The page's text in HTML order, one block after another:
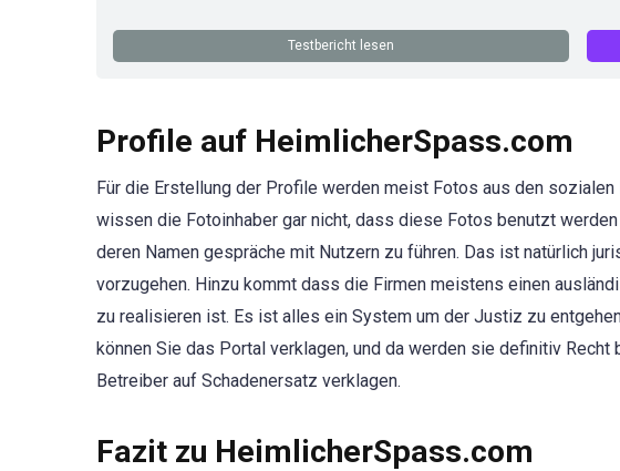
Testbericht lesen
Profile auf HeimlicherSpass.com
Für die Erstellung der Profile werden meist Fotos aus den
wissen die Fotoinhaber gar nicht, dass diese Fotos benutzt
deren Namen gespräche mit Nutzern zu führen. Das ist natürlich
vorzugehen. Hinzu kommt dass die Firmen meistens einen
zu realisieren ist. Es ist alles ein System um der Justiz zu
können Sie das Portal verklagen, und da werden sie definitiv
Betreiber auf Schadenersatz verklagen.
Fazit zu HeimlicherSpass.com